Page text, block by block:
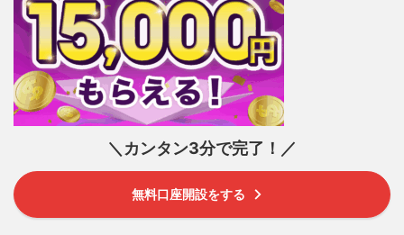
＼カンタン3分で完了！／
無料口座開設をする